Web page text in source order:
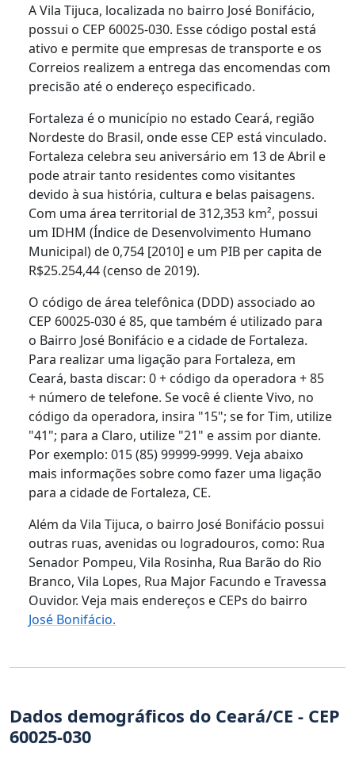
A Vila Tijuca, localizada no bairro José Bonifácio,
possui o CEP 60025-030. Esse código postal está
ativo e permite que empresas de transporte e os
Correios realizem a entrega das encomendas com
precisão até o endereço especificado.
Fortaleza é o município no estado Ceará, região
Nordeste do Brasil, onde esse CEP está vinculado.
Fortaleza celebra seu aniversário em 13 de Abril e
pode atrair tanto residentes como visitantes
devido à sua história, cultura e belas paisagens.
Com uma área territorial de 312,353 km², possui
um IDHM (Índice de Desenvolvimento Humano
Municipal) de 0,754 [2010] e um PIB per capita de
R$25.254,44 (censo de 2019).
O código de área telefônica (DDD) associado ao
CEP 60025-030 é 85, que também é utilizado para
o Bairro José Bonifácio e a cidade de Fortaleza.
Para realizar uma ligação para Fortaleza, em
Ceará, basta discar: 0 + código da operadora + 85
+ número de telefone. Se você é cliente Vivo, no
código da operadora, insira "15"; se for Tim, utilize
"41"; para a Claro, utilize "21" e assim por diante.
Por exemplo: 015 (85) 99999-9999. Veja abaixo
mais informações sobre como fazer uma ligação
para a cidade de Fortaleza, CE.
Além da Vila Tijuca, o bairro José Bonifácio possui
outras ruas, avenidas ou logradouros, como: Rua
Senador Pompeu, Vila Rosinha, Rua Barão do Rio
Branco, Vila Lopes, Rua Major Facundo e Travessa
Ouvidor. Veja mais endereços e CEPs do bairro
José Bonifácio.
Dados demográficos do Ceará/CE - CEP
60025-030